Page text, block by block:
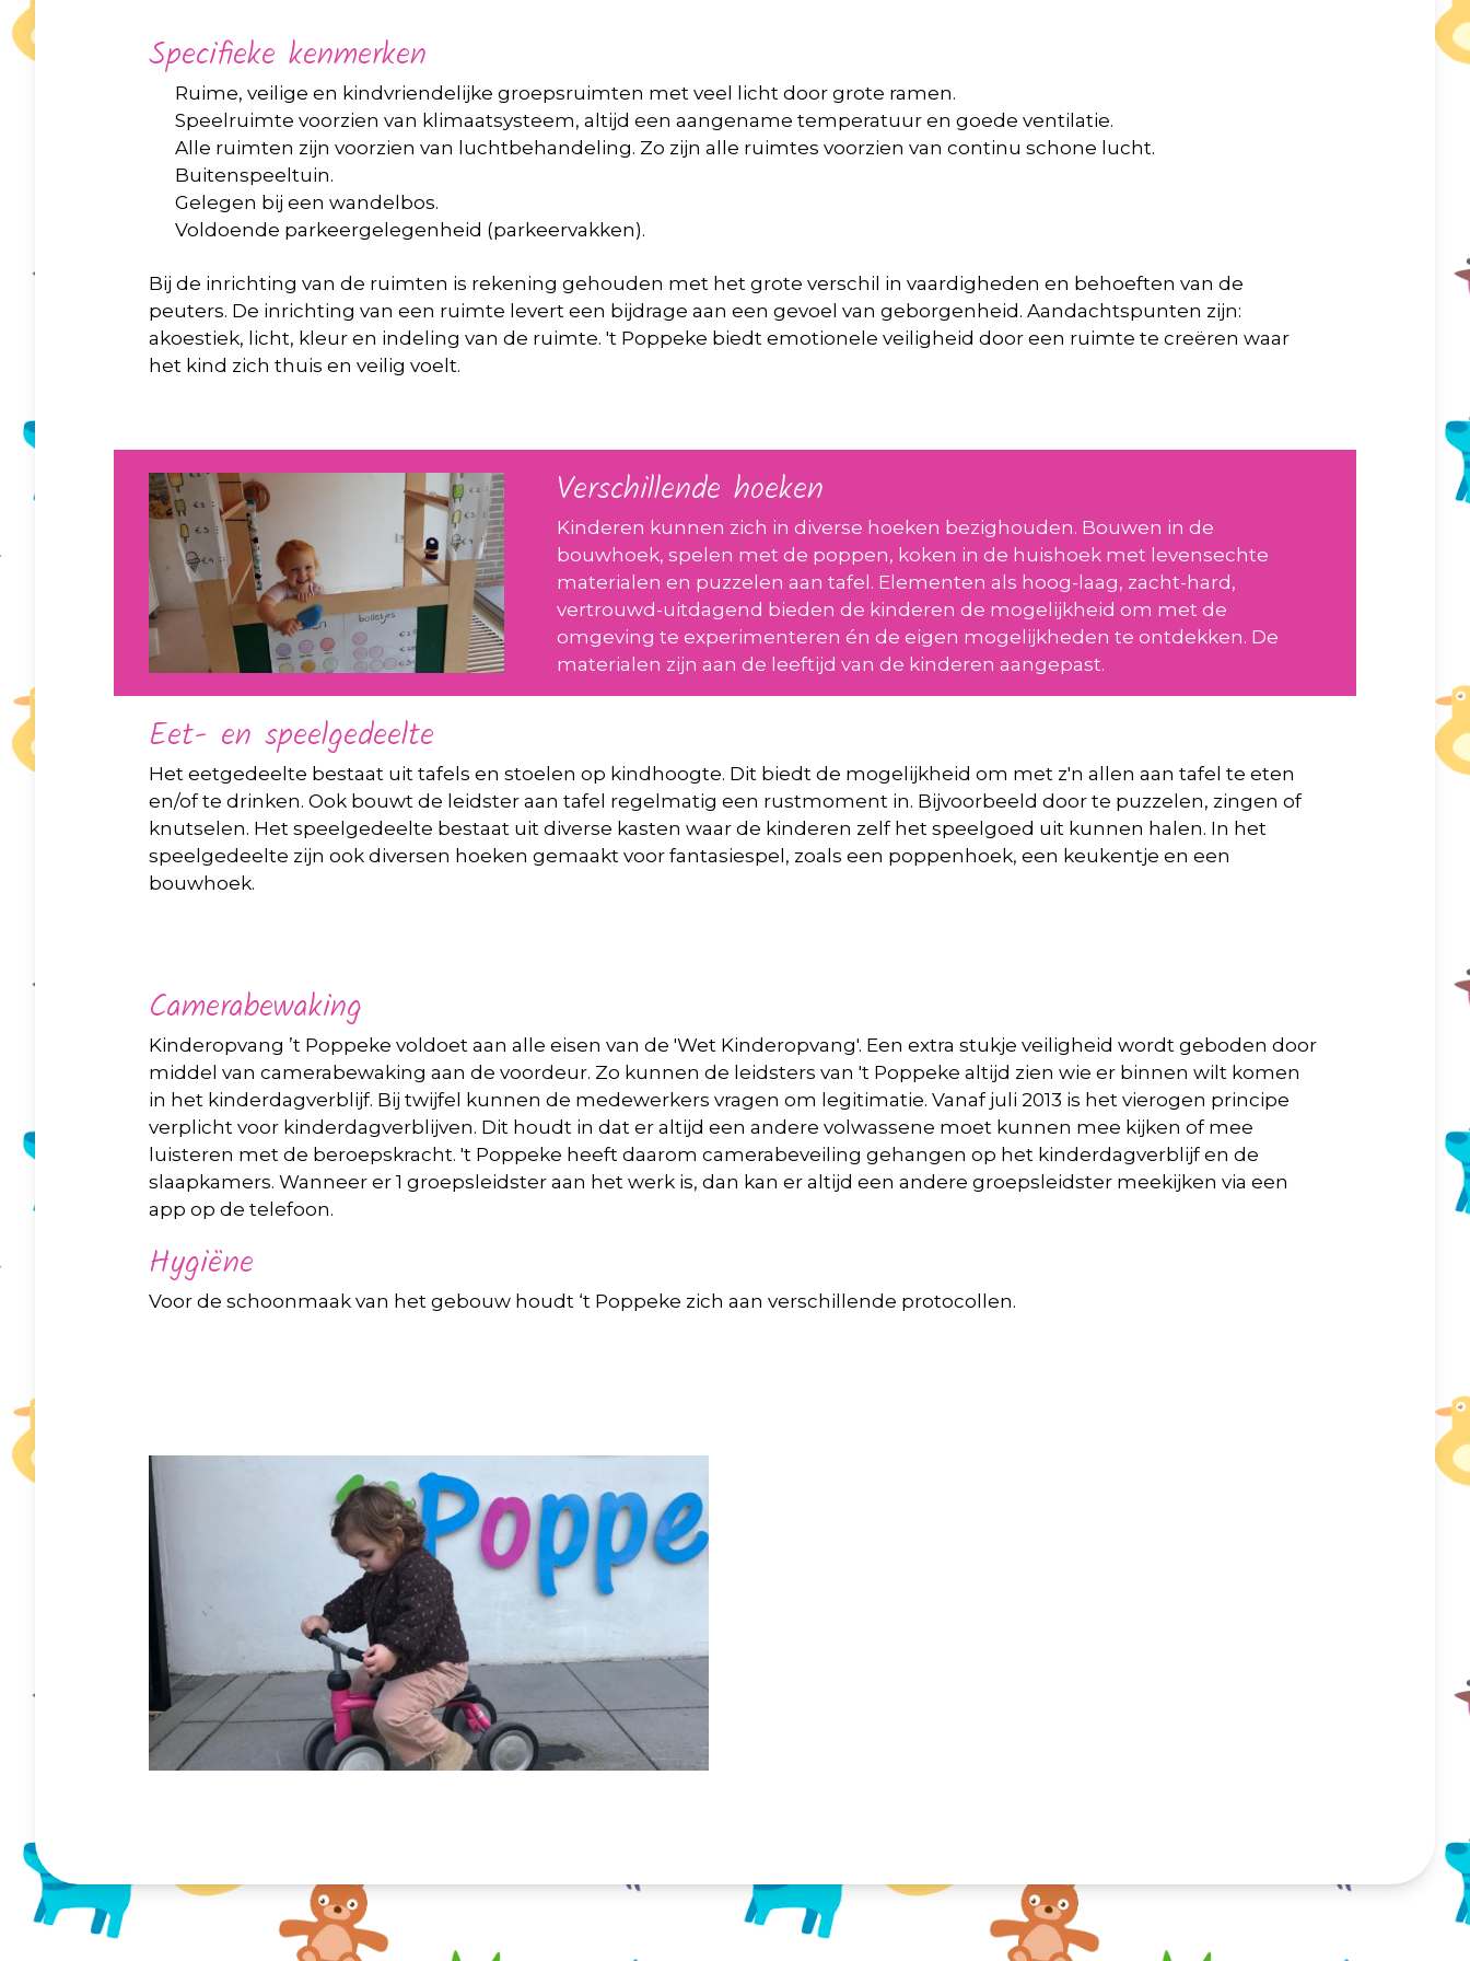
Specifieke kenmerken
Ruime, veilige en kindvriendelijke groepsruimten met veel licht door grote ramen.
Speelruimte voorzien van klimaatsysteem, altijd een aangename temperatuur en goede ventilatie.
Alle ruimten zijn voorzien van luchtbehandeling. Zo zijn alle ruimtes voorzien van continu schone lucht.
Buitenspeeltuin.
Gelegen bij een wandelbos.
Voldoende parkeergelegenheid (parkeervakken).
Bij de inrichting van de ruimten is rekening gehouden met het grote verschil in vaardigheden en behoeften van de
peuters. De inrichting van een ruimte levert een bijdrage aan een gevoel van geborgenheid. Aandachtspunten zijn:
akoestiek, licht, kleur en indeling van de ruimte. 't Poppeke biedt emotionele veiligheid door een ruimte te creëren waar
het kind zich thuis en veilig voelt.
Verschillende hoeken
Kinderen kunnen zich in diverse hoeken bezighouden. Bouwen in de
bouwhoek, spelen met de poppen, koken in de huishoek met levensechte
materialen en puzzelen aan tafel. Elementen als hoog-laag, zacht-hard,
vertrouwd-uitdagend bieden de kinderen de mogelijkheid om met de
omgeving te experimenteren én de eigen mogelijkheden te ontdekken. De
materialen zijn aan de leeftijd van de kinderen aangepast.
Eet- en speelgedeelte
Het eetgedeelte bestaat uit tafels en stoelen op kindhoogte. Dit biedt de mogelijkheid om met z'n allen aan tafel te eten
en/of te drinken. Ook bouwt de leidster aan tafel regelmatig een rustmoment in. Bijvoorbeeld door te puzzelen, zingen of
knutselen. Het speelgedeelte bestaat uit diverse kasten waar de kinderen zelf het speelgoed uit kunnen halen. In het
speelgedeelte zijn ook diversen hoeken gemaakt voor fantasiespel, zoals een poppenhoek, een keukentje en een
bouwhoek.
Camerabewaking
Kinderopvang ’t Poppeke voldoet aan alle eisen van de 'Wet Kinderopvang'. ​​​​​​Een extra stukje veiligheid wordt geboden door
middel van camerabewaking aan de voordeur. Zo kunnen de leidsters van 't Poppeke altijd zien wie er binnen wilt komen
in het kinderdagverblijf. Bij twijfel kunnen de medewerkers vragen om legitimatie. Vanaf juli 2013 is het vierogen principe
verplicht voor kinderdagverblijven. Dit houdt in dat er altijd een andere volwassene moet kunnen mee kijken of mee
luisteren met de beroepskracht. 't Poppeke heeft daarom camerabeveiling gehangen op het kinderdagverblijf en de
slaapkamers. Wanneer er 1 groepsleidster aan het werk is, dan kan er altijd een andere groepsleidster meekijken via een
app op de telefoon.
Hygiëne
Voor de schoonmaak van het gebouw houdt ‘t Poppeke zich aan verschillende protocollen.